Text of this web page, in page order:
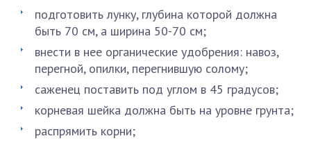
подготовить лунку, глубина которой должна
быть 70 см, а ширина 50-70 см;
внести в нее органические удобрения: навоз,
перегной, опилки, перегнившую солому;
саженец поставить под углом в 45 градусов;
корневая шейка должна быть на уровне грунта;
распрямить корни;